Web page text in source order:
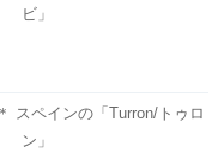
ビ」
スペインの「Turron/トゥロ
ン」